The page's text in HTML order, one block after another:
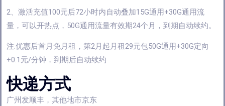
2、激活充值100元后72小时内自动叠加15G通用+30G通用流
量，可以开热点，50G通用流量有效期24个月，到期自动续约。
注:优惠后首月免月租，第2月起月租29元包50G通用+30G定向
+0.1元/分钟，到期后自动续约
快递方式
广州发顺丰，其他地市京东